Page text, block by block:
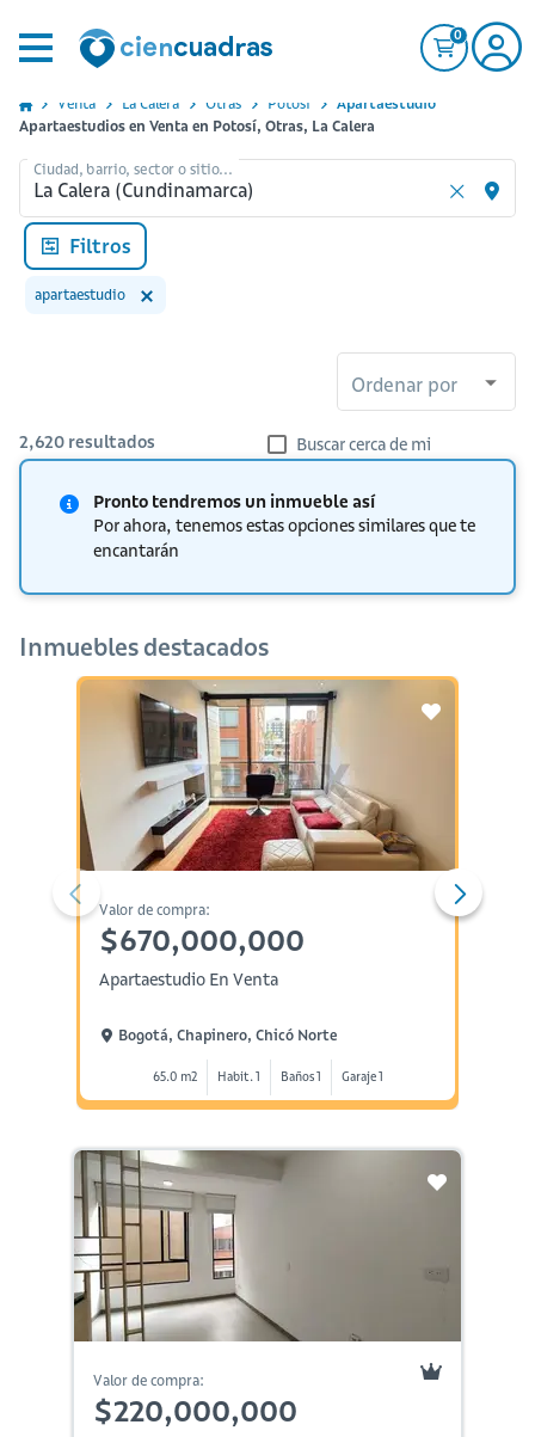
0
Venta La Calera Otras Potosi
Apartaestudio
Apartaestudios en Venta en Potosí, Otras, La Calera
Ciudad, barrio, sector o sitio...
Filtros
apartaestudio
Ordenar por
2,620 resultados Buscar cerca de mi
Pronto tendremos un inmueble así
Por ahora, tenemos estas opciones similares que te
encantarán
Inmuebles destacados
Valor de compra:
$670,000,000
Apartaestudio En Venta
Bogotá, Chapinero, Chicó Norte
65.0 m2 Habit. 1 Baños 1 Garaje 1
Valor
Valor de compra:
$220,000,000